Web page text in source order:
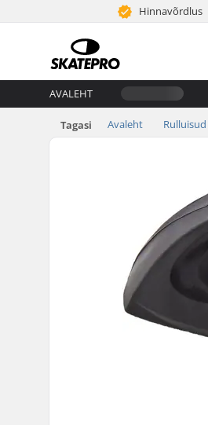
Hinnavõrdlus
AVALEHT
Tagasi Avaleht Rulluisud